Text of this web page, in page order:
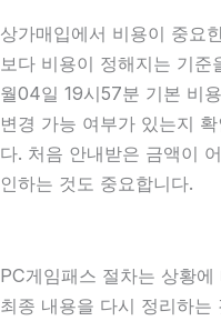
상가매입에서 비용이 중요
보다 비용이 정해지는 기
월04일 19시57분 기본 비
변경 가능 여부가 있는지
다. 처음 안내받은 금액이
인하는 것도 중요합니다.
PC게임패스 절차는 상황
최종 내용을 다시 정리하